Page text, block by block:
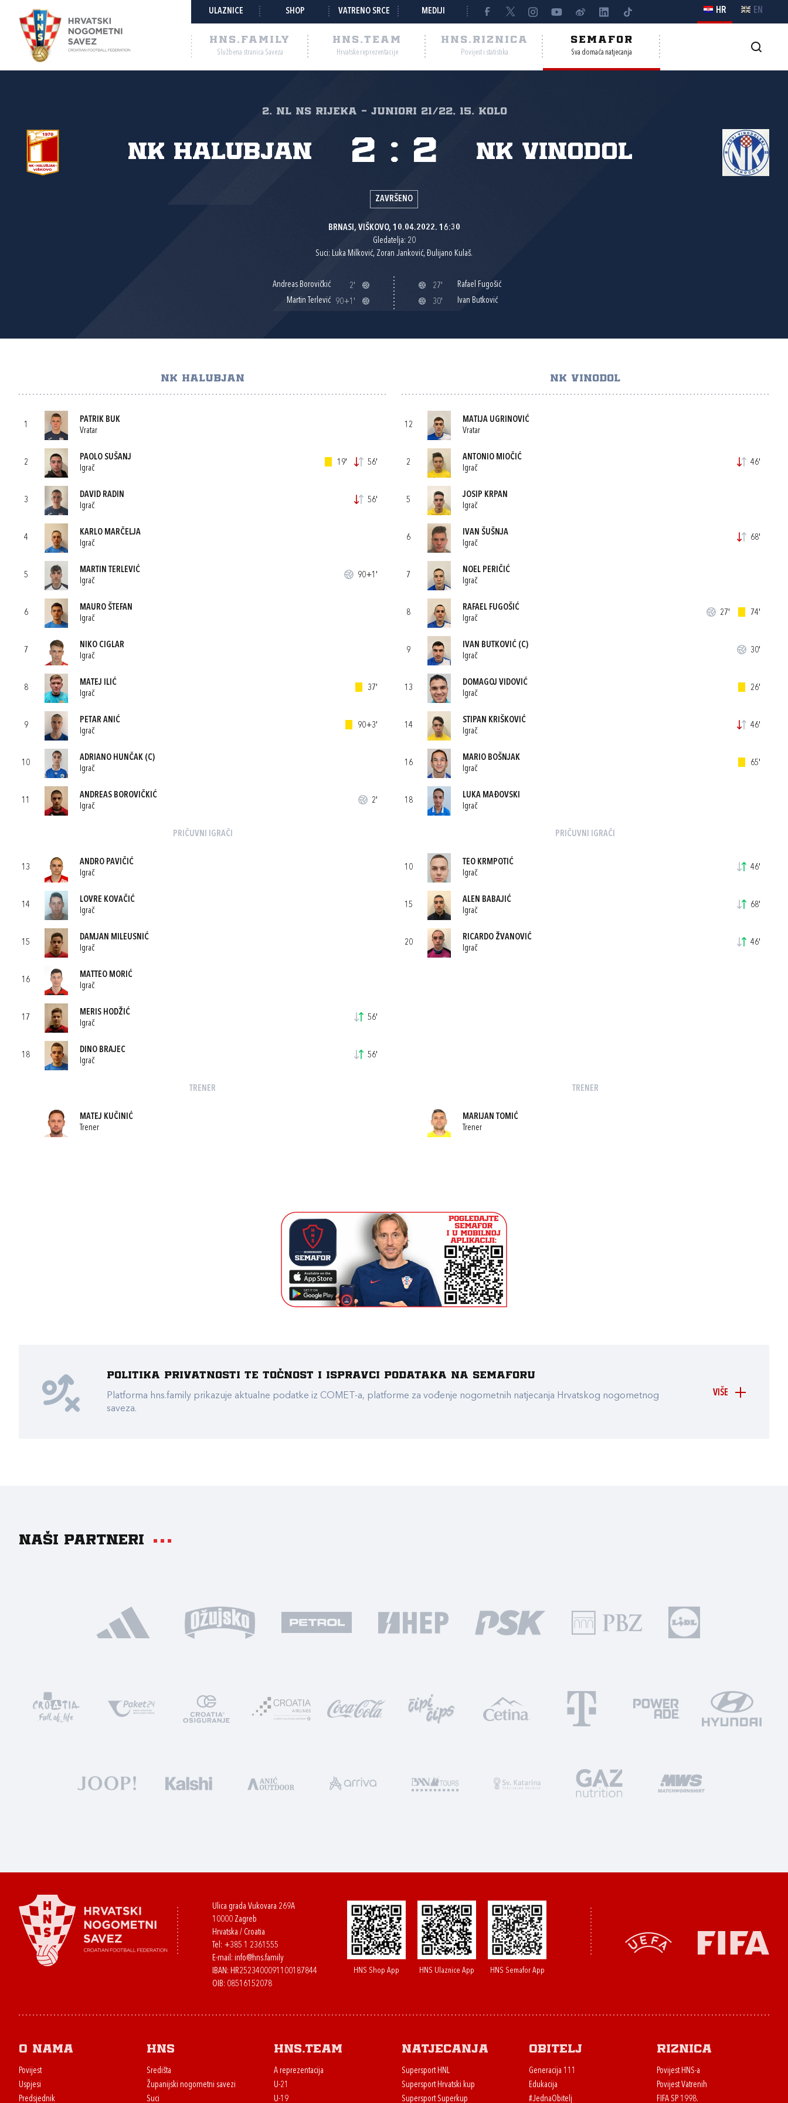
ULAZNICE SHOP VATRENO SRCE MEDIJI HR EN
HNS.FAMILY
Službena stranica Saveza
HNS.TEAM
Hrvatske reprezentacije
HNS.RIZNICA
Povijest i statistika
SEMAFOR
Sva domaća natjecanja
2. NL NS Rijeka - juniori 21/22, 15. kolo
NK Halubjan NK Vinodol
2 : 2
ZAVRŠENO
BRNASI, VIŠKOVO, 10.04.2022. 16:30
Gledatelja: 20
Suci: Luka Milković, Zoran Janković, Đulijano Kulaš.
Andreas Borovičkić
2'
Martin Terlević
90+1'
27'
Rafael Fugošić
30'
Ivan Butković
NK HALUBJAN
1
PATRIK BUK
Vratar
2
PAOLO SUŠANJ
Igrač
19' 56'
3
DAVID RADIN
Igrač
56'
4
KARLO MARČELJA
Igrač
5
MARTIN TERLEVIĆ
Igrač
90+1'
6
MAURO ŠTEFAN
Igrač
7
NIKO CIGLAR
Igrač
8
MATEJ ILIĆ
Igrač
37'
9
PETAR ANIĆ
Igrač
90+3'
10
ADRIANO HUNČAK (C)
Igrač
11
ANDREAS BOROVIČKIĆ
Igrač
2'
PRIČUVNI IGRAČI
13
ANDRO PAVIČIĆ
Igrač
14
LOVRE KOVAČIĆ
Igrač
15
DAMJAN MILEUSNIĆ
Igrač
16
MATTEO MORIĆ
Igrač
17
MERIS HODŽIĆ
Igrač
56'
18
DINO BRAJEC
Igrač
56'
TRENER
MATEJ KUČINIĆ
Trener
NK VINODOL
12
MATIJA UGRINOVIĆ
Vratar
2
ANTONIO MIOČIĆ
Igrač
46'
5
JOSIP KRPAN
Igrač
6
IVAN ŠUŠNJA
Igrač
68'
7
NOEL PERIČIĆ
Igrač
8
RAFAEL FUGOŠIĆ
Igrač
27' 74'
9
IVAN BUTKOVIĆ(C)
Igrač
30'
13
DOMAGOJ VIDOVIĆ
Igrač
26'
14
STIPAN KRIŠKOVIĆ
Igrač
46'
16
MARIO BOŠNJAK
Igrač
65'
18
LUKA MAĐOVSKI
Igrač
PRIČUVNI IGRAČI
10
TEO KRMPOTIĆ
Igrač
46'
15
ALEN BABAJIĆ
Igrač
68'
20
RICARDO ŽVANOVIĆ
Igrač
46'
TRENER
MARIJAN TOMIĆ
Trener
VIŠE
Politika privatnosti te točnost i ispravci podataka na Semaforu
Platforma hns.family prikazuje aktualne podatke iz COMET-a, platforme za vođenje nogometnih natjecanja Hrvatskog nogometnog
saveza.
Naši partneri
Ulica grada Vukovara 269A
10000 Zagreb
Hrvatska / Croatia
Tel: +385 1 2361555
E-mail: info@hns.family
IBAN: HR2523400091100187844
OIB: 08516152078
HNS Shop App HNS Ulaznice App HNS Semafor App
O nama
Povijest
Uspjesi
Predsjednik
HNS
Središta
Županijski nogometni savezi
Suci
HNS.team
A reprezentacija
U-21
U-19
Natjecanja
Supersport HNL
Supersport Hrvatski kup
Supersport Superkup
Obitelj
Generacija 111
Edukacija
#JednaObitelj
Riznica
Povijest HNS-a
Povijest Vatrenih
FIFA SP 1998.